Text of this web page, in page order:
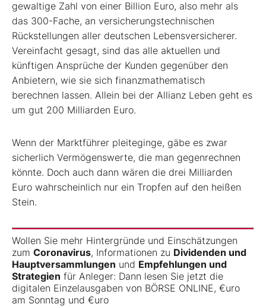
gewaltige Zahl von einer Billion Euro, also mehr als
das 300-Fache, an versicherungstechnischen
Rückstellungen aller deutschen Lebensversicherer.
Vereinfacht gesagt, sind das alle aktuellen und
künftigen Ansprüche der Kunden gegenüber den
Anbietern, wie sie sich finanzmathematisch
berechnen lassen. Allein bei der Allianz Leben geht es
um gut 200 Milliarden Euro.
Wenn der Marktführer pleiteginge, gäbe es zwar
sicherlich Vermögenswerte, die man gegenrechnen
könnte. Doch auch dann wären die drei Milliarden
Euro wahrscheinlich nur ein Tropfen auf den heißen
Stein.
Wollen Sie mehr Hintergründe und Einschätzungen
zum Coronavirus, Informationen zu Dividenden und
Hauptversammlungen und Empfehlungen und
Strategien für Anleger: Dann lesen Sie jetzt die
digitalen Einzelausgaben von BÖRSE ONLINE, €uro
am Sonntag und €uro